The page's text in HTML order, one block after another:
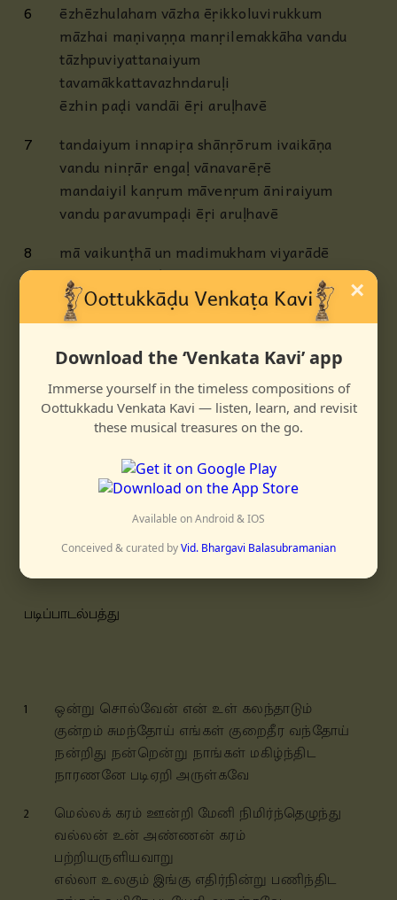
6
ēzhēzhulaham vāzha ēṛikkoluvirukkum
māzhai maṇivaṇṇa manṛilemakkāha vandu
tāzhpuviyattanaiyum
tavamākkattavazhndaruḷi
ēzhin paḍi vandāi ēṛi aruḷhavē
7
tandaiyum innapiṛa shānṛōrum ivaikāṇa
vandu ninṛār engaḷ vānavarēṛē
mandaiyil kanṛum māvenṛum āniraiyum
vandu paravumpaḍi ēṛi aruḷhavē
8
mā vaikunṭhā un madimukham viyarādē
pāvai karam āḍapaṭṭuttuhil oṭṛi
tooveṇ kavariyāḍa tōhaicchiviṛiyāḍa
sēvai taruvōi paḍiyēṛi aruḷhavē
vandadu nilai ponnin vāyil maṇikkatavam
shindāda mangala neer shindum varai irundu
endenda ulahelām tantantam maṇam
kamazha
eeraindu vizhiyivai ēzhishai maḍukkavē
eeraindu sheviyivai ezhilinaipparuhavō
ulahellām vaikunṭham āvadu meiyyē
படிப்பாடல்பத்து
1
ஒன்று சொல்வேன் என் உள் கலந்தாடும்
குன்றம் சுமந்தோய் எங்கள் குறைதீர வந்தோய்
நன்றிது நன்றென்று நாங்கள் மகிழ்ந்திட
நாரணனே படிஏறி அருள்கவே
2
மெல்லக் கரம் ஊன்றி மேனி நிமிர்ந்தெழுந்து
வல்லன் உன் அண்ணன் கரம்
பற்றியருளியவாறு
எல்லா உலகும் இங்கு எதிர்நின்று பணிந்திட
×
Download the ‘Venkata Kavi’ app
Immerse yourself in the timeless compositions of
Oottukkadu Venkata Kavi — listen, learn, and revisit
these musical treasures on the go.
Available on Android & IOS
Conceived & curated byVid. Bhargavi Balasubramanian